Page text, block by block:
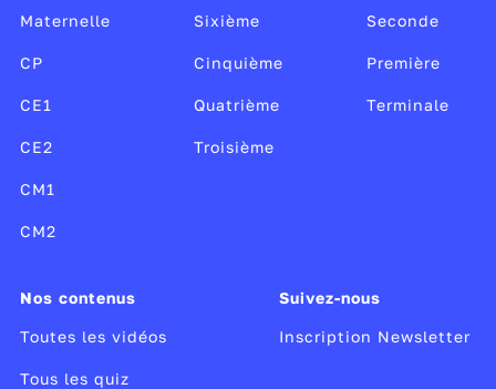
Maternelle
CP
CE1
CE2
CM1
CM2
Sixième
Cinquième
Quatrième
Troisième
Seconde
Première
Terminale
Nos contenus
Toutes les vidéos
Tous les quiz
Suivez-nous
Inscription Newsletter